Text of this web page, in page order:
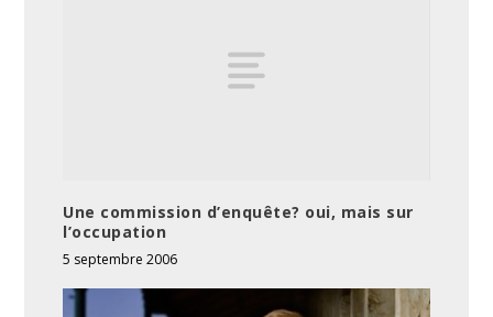
Une commission d’enquête? oui, mais sur
l’occupation
5 septembre 2006